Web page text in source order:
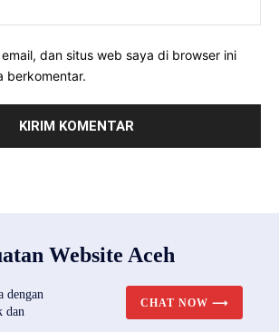
dan situs web saya di browser ini
berkomentar.
Website Aceh
dengan
dan
CHAT NOW ⟶